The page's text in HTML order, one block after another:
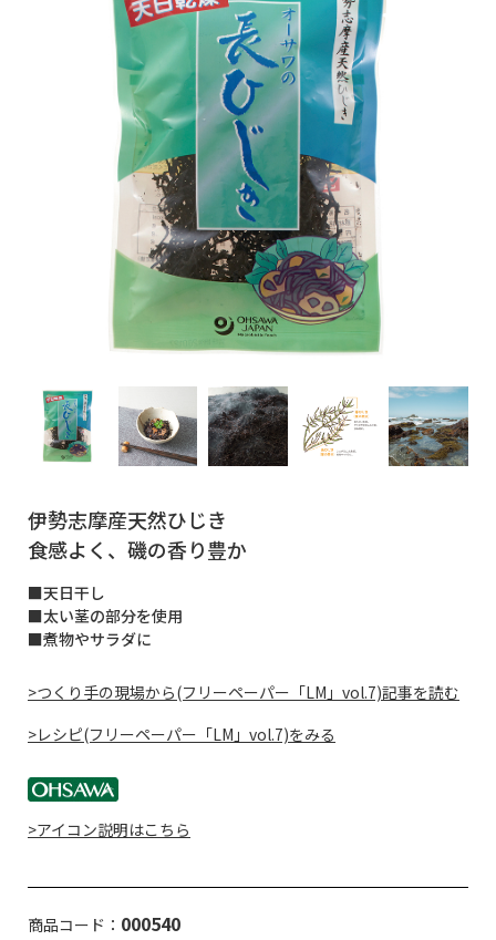
伊勢志摩産天然ひじき
食感よく、磯の香り豊か
■天日干し
■太い茎の部分を使用
■煮物やサラダに
>つくり手の現場から(フリーペーパー「LM」vol.7)記事を読む
>レシピ(フリーペーパー「LM」vol.7)をみる
>アイコン説明はこちら
商品コード： 000540